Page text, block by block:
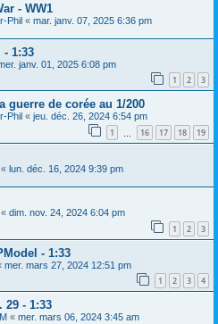
- WW1
Phil « mar. janv. 07, 2025 6:36 pm
1:33
janv. 01, 2025 6:08 pm
1 2 3
guerre de corée au 1/200
Phil « jeu. déc. 26, 2024 6:54 pm
1 16 17 18 19
« lun. déc. 16, 2024 9:39 pm
« dim. nov. 24, 2024 6:04 pm
1 2 3
- 1:33
mer. mars 27, 2024 12:51 pm
1 2 3 4
29 - 1:33
« mer. mars 06, 2024 3:45 am